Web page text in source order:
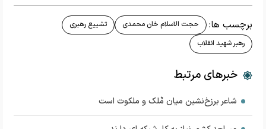
برچسب ها: حجت الاسلام خان محمدی
تشییع رهبری
رهبر شهید انقلاب
خبرهای مرتبط
شاعر برزخ‌نشین میان مٌلک و ملکوت است